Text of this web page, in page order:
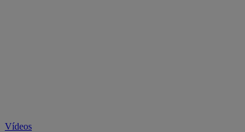
Vídeos